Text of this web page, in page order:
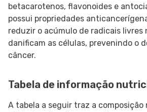
betacarotenos, flavonoides e
possui propriedades
reduzir o acúmulo de radicais livres
danificam as células, prevenindo o
câncer.
Tabela de informação
A tabela a seguir traz a